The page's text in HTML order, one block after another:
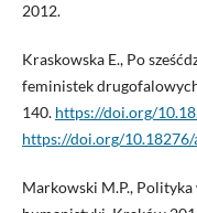
2012.
Kraskowska E., Po
feministek
140. https://doi.org/
https://doi.org/10.18276/
Markowski M.P.,